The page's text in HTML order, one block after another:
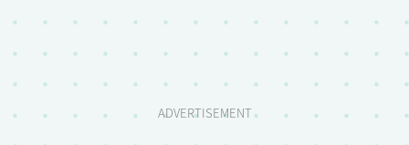
ADVERTISEMENT